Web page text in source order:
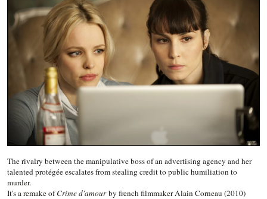
The rivalry between the manipulative boss of an advertising agency and her
talented protégée escalates from stealing credit to public humiliation to
murder.
It's a remake ofCrime d'amourby french filmmaker Alain Corneau (2010)